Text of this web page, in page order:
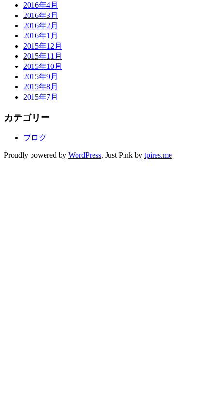
2016年4月
2016年3月
2016年2月
2016年1月
2015年12月
2015年11月
2015年10月
2015年9月
2015年8月
2015年7月
カテゴリー
ブログ
Proudly powered by WordPress. Just Pink by tpires.me